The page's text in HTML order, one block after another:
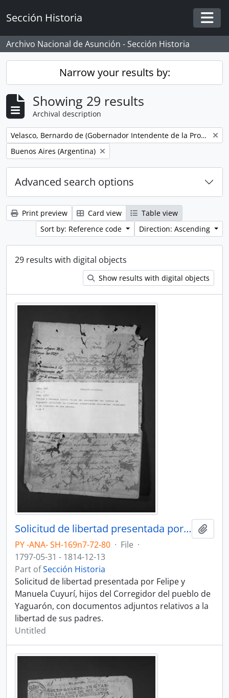
Sección Historia
Archivo Nacional de Asunción - Sección Historia
Narrow your results by:
Showing 29 results
Archival description
Remove filter:
Velasco, Bernardo de (Gobernador Intendente de la Provincia del Paraguay)
Remove filter:
Buenos Aires (Argentina)
Advanced search options
Print preview Card view
Table view
Sort by: Reference code
Direction: Ascending
29 results with digital objects
Show results with digital objects
Solicitud de libertad presentada por Felipe y Manuela Cuyurí, hijos del Corregidor del pueblo de Yaguarón.
PY -ANA- SH-169n7-72-80 · File ·
1797-05-31 - 1814-12-13
Part ofSección Historia
Solicitud de libertad presentada por Felipe y
Manuela Cuyurí, hijos del Corregidor del pueblo de
Yaguarón, con documentos adjuntos relativos a la
libertad de sus padres.
Untitled